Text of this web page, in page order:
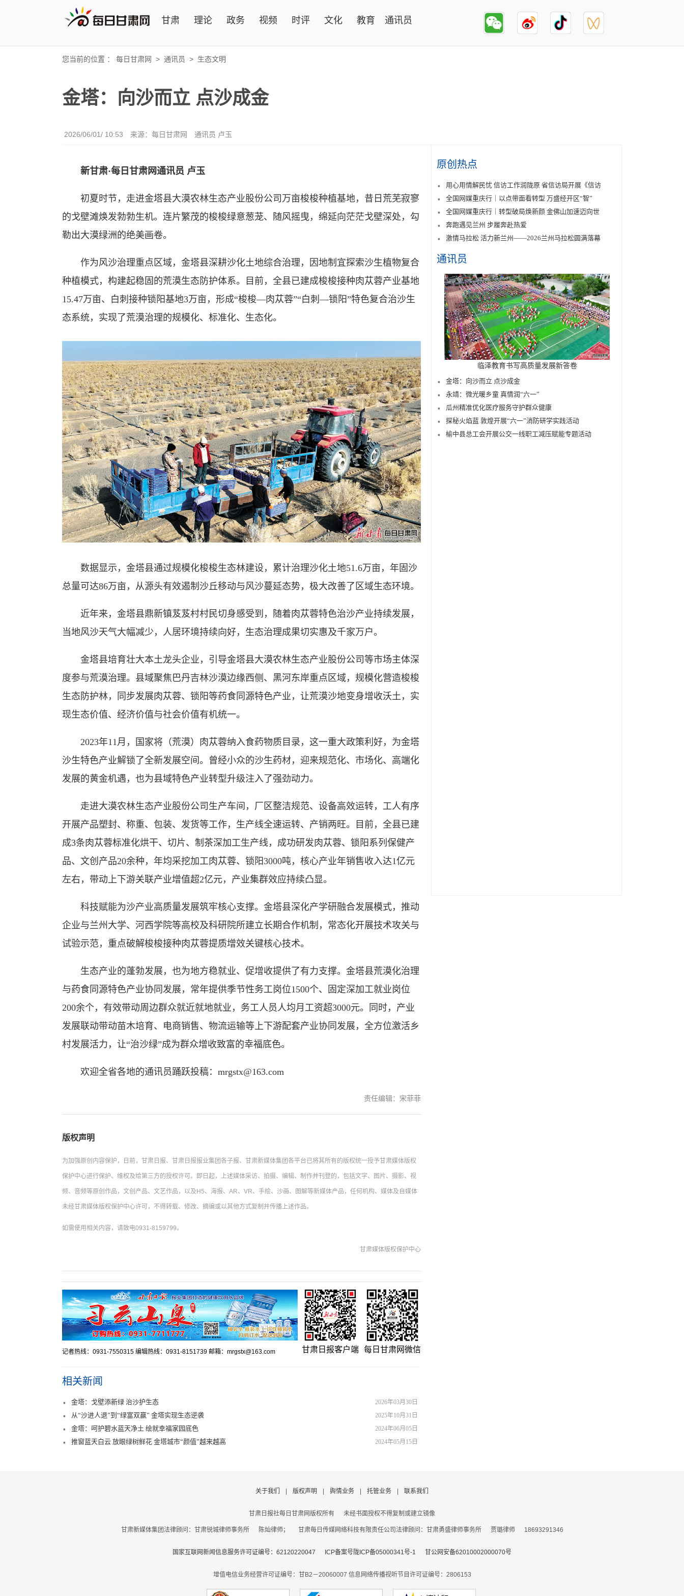
甘肃 理论 政务 视频 时评 文化 教育 通讯员
您当前的位置 ： 每日甘肃网 > 通讯员 > 生态文明
金塔：向沙而立 点沙成金
2026/06/01/ 10:53 来源：每日甘肃网 通讯员 卢玉
新甘肃·每日甘肃网通讯员 卢玉
初夏时节，走进金塔县大漠农林生态产业股份公司万亩梭梭种植基地，昔日荒芜寂寥
的戈壁滩焕发勃勃生机。连片繁茂的梭梭绿意葱茏、随风摇曳，绵延向茫茫戈壁深处，勾
勒出大漠绿洲的绝美画卷。
作为风沙治理重点区域，金塔县深耕沙化土地综合治理，因地制宜探索沙生植物复合
种植模式，构建起稳固的荒漠生态防护体系。目前，全县已建成梭梭接种肉苁蓉产业基地
15.47万亩、白刺接种锁阳基地3万亩，形成“梭梭—肉苁蓉”“白刺—锁阳”特色复合治沙生
态系统，实现了荒漠治理的规模化、标准化、生态化。
数据显示，金塔县通过规模化梭梭生态林建设，累计治理沙化土地51.6万亩，年固沙
总量可达86万亩，从源头有效遏制沙丘移动与风沙蔓延态势，极大改善了区域生态环境。
近年来，金塔县鼎新镇芨芨村村民切身感受到，随着肉苁蓉特色治沙产业持续发展，
当地风沙天气大幅减少，人居环境持续向好，生态治理成果切实惠及千家万户。
金塔县培育壮大本土龙头企业，引导金塔县大漠农林生态产业股份公司等市场主体深
度参与荒漠治理。县域聚焦巴丹吉林沙漠边缘西侧、黑河东岸重点区域，规模化营造梭梭
生态防护林，同步发展肉苁蓉、锁阳等药食同源特色产业，让荒漠沙地变身增收沃土，实
现生态价值、经济价值与社会价值有机统一。
2023年11月，国家将（荒漠）肉苁蓉纳入食药物质目录，这一重大政策利好，为金塔
沙生特色产业解锁了全新发展空间。曾经小众的沙生药材，迎来规范化、市场化、高端化
发展的黄金机遇，也为县域特色产业转型升级注入了强劲动力。
走进大漠农林生态产业股份公司生产车间，厂区整洁规范、设备高效运转，工人有序
开展产品塑封、称重、包装、发货等工作，生产线全速运转、产销两旺。目前，全县已建
成3条肉苁蓉标准化烘干、切片、制茶深加工生产线，成功研发肉苁蓉、锁阳系列保健产
品、文创产品20余种，年均采挖加工肉苁蓉、锁阳3000吨，核心产业年销售收入达1亿元
左右，带动上下游关联产业增值超2亿元，产业集群效应持续凸显。
科技赋能为沙产业高质量发展筑牢核心支撑。金塔县深化产学研融合发展模式，推动
企业与兰州大学、河西学院等高校及科研院所建立长期合作机制，常态化开展技术攻关与
试验示范，重点破解梭梭接种肉苁蓉提质增效关键核心技术。
生态产业的蓬勃发展，也为地方稳就业、促增收提供了有力支撑。金塔县荒漠化治理
与药食同源特色产业协同发展，常年提供季节性务工岗位1500个、固定深加工就业岗位
200余个，有效带动周边群众就近就地就业，务工人员人均月工资超3000元。同时，产业
发展联动带动苗木培育、电商销售、物流运输等上下游配套产业协同发展，全方位激活乡
村发展活力，让“治沙绿”成为群众增收致富的幸福底色。
欢迎全省各地的通讯员踊跃投稿：mrgstx@163.com
责任编辑：宋菲菲
版权声明
为加强原创内容保护，日前，甘肃日报、甘肃日报报业集团各子报、甘肃新媒体集团各平台已将其所有的版权统一授予甘肃媒体版权
保护中心进行保护、维权及给第三方的授权许可。即日起，上述媒体采访、拍摄、编辑、制作并刊登的，包括文字、图片、摄影、视
频、音频等原创作品，文创产品、文艺作品，以及H5、海报、AR、VR、手绘、沙画、图解等新媒体产品，任何机构、媒体及自媒体
未经甘肃媒体版权保护中心许可，不得转载、修改、摘编或以其他方式复制并传播上述作品。
如需使用相关内容，请致电0931-8159799。
甘肃媒体版权保护中心
记者热线：0931-7550315 编辑热线：0931-8151739 邮箱：mrgstx@163.com 甘肃日报客户端 每日甘肃网微信
相关新闻
2026年03月30日
金塔：戈壁添新绿 治沙护生态
2025年10月31日
从“沙进人退”到“绿富双赢” 金塔实现生态逆袭
2024年06月05日
金塔：呵护碧水蓝天净土 绘就幸福家园底色
2024年05月15日
推窗蓝天白云 放眼绿树鲜花 金塔城市“颜值”越来越高
原创热点
用心用情解民忧 信访工作润陇原 省信访局开展《信访
全国网媒重庆行｜以点带面看转型 万盛经开区“智”
全国网媒重庆行｜转型破局焕新颜 金佛山加速迈向世
奔跑遇见兰州 步履奔赴热爱
激情马拉松 活力新兰州——2026兰州马拉松圆满落幕
通讯员
临泽教育书写高质量发展新答卷
金塔：向沙而立 点沙成金
永靖：微光暖乡童 真情润“六一”
瓜州精准优化医疗服务守护群众健康
探秘火焰蓝 敦煌开展“六一”消防研学实践活动
榆中县总工会开展公交一线职工减压赋能专题活动
关于我们 版权声明 舆情业务 托管业务 联系我们
甘肃日报社每日甘肃网版权所有 未经书面授权不得复制或建立镜像
甘肃新媒体集团法律顾问：甘肃锐城律师事务所 陈灿律师； 甘肃每日传媒网络科技有限责任公司法律顾问：甘肃勇盛律师事务所 贾璐律师 18693291346
国家互联网新闻信息服务许可证编号：62120220047 ICP备案号陇ICP备05000341号-1 甘公网安备62010002000070号
增值电信业务经营许可证编号：甘B2－20060007 信息网络传播视听节目许可证编号：2806153